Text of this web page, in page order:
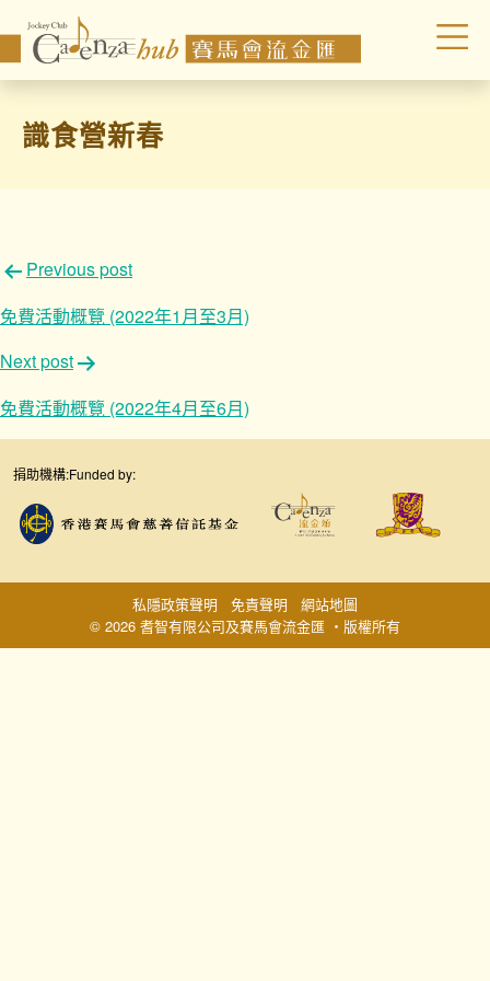
識食營新春
文
章
導
覽
Previous post
免費活動概覽 (2022年1月至3月)
Next post
免費活動概覽 (2022年4月至6月)
捐助機構:Funded by:
© 2026 耆智有限公司及賽馬會流金匯 ‧版權所有
私隱政策聲明 免責聲明 網站地圖